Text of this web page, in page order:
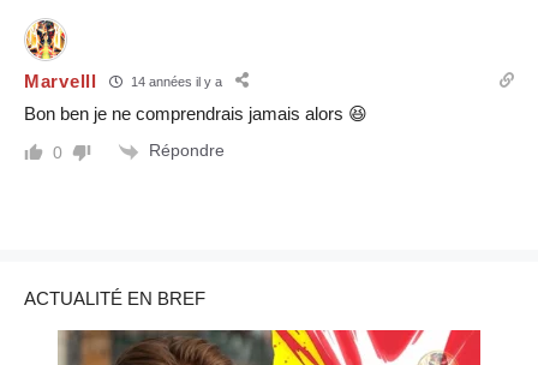
Marvelll 14 années il y a
Bon ben je ne comprendrais jamais alors 😆
0 Répondre
ACTUALITÉ EN BREF